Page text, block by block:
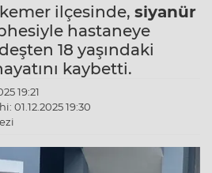
ilçesinde, siyanür
hastaneye
18 yaşındaki
kaybetti.
19:21
01.12.2025 19:30